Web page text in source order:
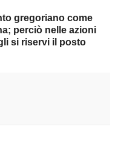
gregoriano come
perciò nelle azioni
si riservi il posto